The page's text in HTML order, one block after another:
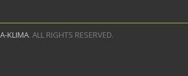
KLIMA. ALL RIGHTS RESERVED.